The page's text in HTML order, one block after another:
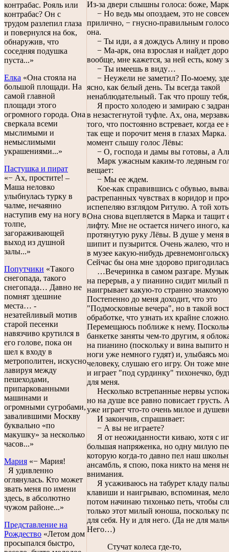
контрабас. Рояль или
контрабас? Он с
трудом разлепил глаза
и повернулся на бок,
обнаружив, что
соседняя подушка
пуста...»
Елка «Она стояла на
большой площади. На
самой главной
площади этого
огромного города. Она
сверкала всеми
мыслимыми и
немыслимыми
украшениями...»
Пастушка и пират
«− Ах, простите! –
Маша неловко
улыбнулась турку в
чалме, нечаянно
наступив ему на ногу в
толпе,
загораживающей
выход из душной
залы...»
Попутчики «Такого
снегопада, такого
снегопада… Давно не
помнят здешние
места… -
незатейливый мотив
старой песенки
навязчиво крутился в
его голове, пока он
шел к входу в
метрополитен, искусно
лавируя между
пешеходами,
припаркованными
машинами и
огромными сугробами,
завалившими Москву
буквально «по
макушку» за несколько
часов...»
Мария «− Мария!
Я удивленно
оглянулась. Кто может
звать меня по имени
здесь, в абсолютно
чужом районе...»
Представление на
Рождество «Летом дом
просыпался быстро,
Из-за двери слышны голоса: боже,
− Но ведь мы опоздаем, это не
прилично, − гнусно-правильным
она.
− Ты иди, а я дождусь Алину и
− Ма-арк, она взрослая и найдет
вообще, мне кажется, за ней есть, кому
− Ты имеешь в виду…
− Неужели не заметил? По-моему,
ясно, как белый день. Ты всегда такой
ненаблюдательный. Так что прошу
Я просто холодею и замираю с
в незастегнутой туфле. Ах, она,
того, что постоянно встревает, когда ее
так еще и порочит меня в глазах Марка.
момент слышу голос Лёвы:
− О, господа и дамы вы готовы, а
Марк ужасным каким-то ледяным
вещает:
− Мы ее ждем.
Кое-как справившись с обувью,
растрепанных чувствах в коридор и
испепеляю взглядом Ритулю. А той
Она снова вцепляется в Марка и тащит
лифту. Мне не остается ничего иного,
протянутую руку Лёвы. В душе у меня
шипит и пузырится. Очень жалею, что
в музее какую-нибудь
Сейчас бы она мне здорово
…Вечеринка в самом разгаре.
на перерыв, а у пианино сидит милый
наигрывает какую-то странно
Постепенно до меня доходит, что это
"Подмосковные вечера", но в такой
обработке, что узнать их крайне
Перемещаюсь поближе к нему.
банкетке заняты чем-то другим, я
на пианино (поскольку и вина выпито
ноги уже немного гудят) и, улыбаясь
человеку, слушаю его игру. Он тоже
и играет "под сурдинку" тихонечко,
для меня.
Несколько встрепанные нервы
но на душе все равно повисает грусть.
уже играет что-то очень милое и
И закончив, спрашивает:
− А вы не играете?
Я от неожиданности киваю, хотя с
большая напряженка, но одну милую
которую когда-то давно пел наш
ансамбль, я спою, пока никто на меня
внимания.
Я усаживаюсь на табурет кладу
клавиши и наигрываю, вспоминая,
потом начинаю тихонько петь, чтобы
только этот милый юноша, поскольку
для себя. Ну и для него. (Да не для
Него…)
Стучат колеса где-то,